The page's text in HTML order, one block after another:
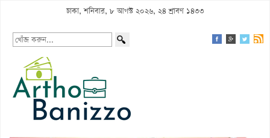
ঢাকা, শনিবার, ৮ আগস্ট ২০২৬, ২৪ শ্রাবণ ১৪৩৩